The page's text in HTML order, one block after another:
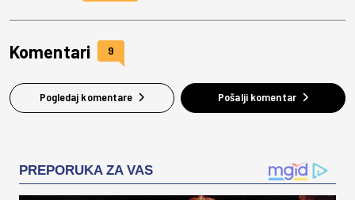
Komentari 9
Pogledaj komentare Pošalji komentar
PREPORUKA ZA VAS